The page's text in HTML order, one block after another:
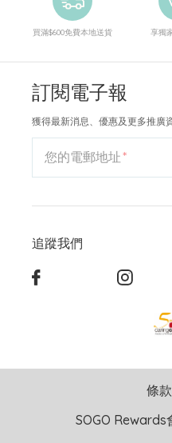
買滿$600免費本地送貨 享獨
訂閱電子報
獲得最新消息、優惠及更多推廣資
您的電郵地址
追蹤我們
條
SOGO Rewards